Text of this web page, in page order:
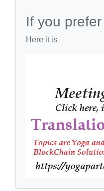
If you
Here it is